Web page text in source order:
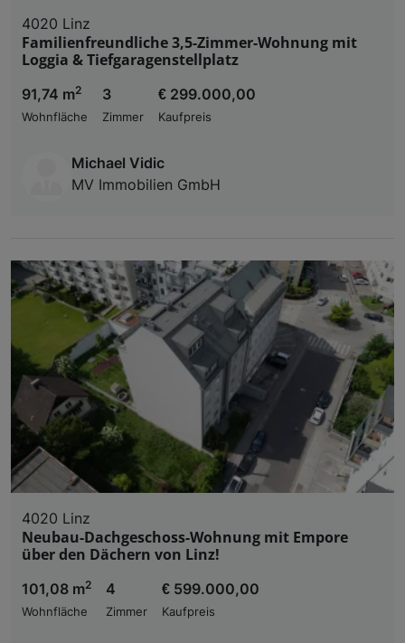
4020 Linz
Familienfreundliche 3,5-Zimmer-Wohnung mit
Loggia & Tiefgaragenstellplatz
91,74 m2
Wohnfläche
3
Zimmer
€ 299.000,00
Kaufpreis
Michael Vidic
MV Immobilien GmbH
4020 Linz
Neubau-Dachgeschoss-Wohnung mit Empore
über den Dächern von Linz!
101,08 m2
Wohnfläche
4
Zimmer
€ 599.000,00
Kaufpreis